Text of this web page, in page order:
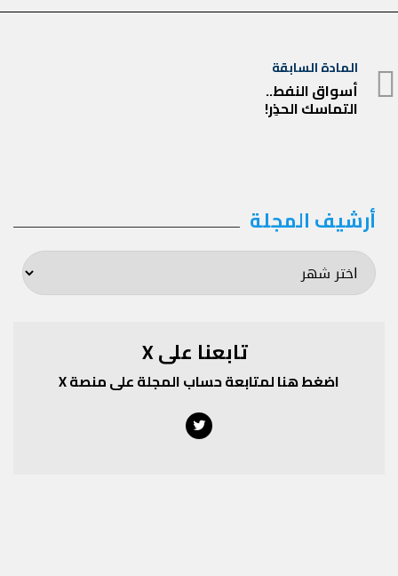
تصفّح
المقالات
المادة السابقة
المادة
السابقة
أسواق النفط..
التماسك الحذِر!
أرشيف المجلة أرشيف
المجلة
تابعنا على X
اضغط هنا لمتابعة حساب المجلة على منصة X
Twitter